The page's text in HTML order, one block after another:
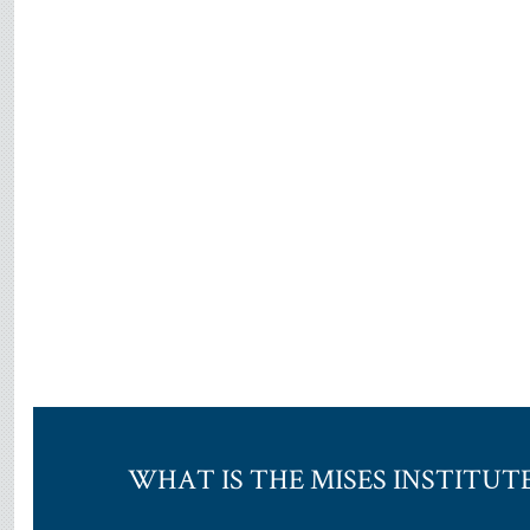
WHAT IS THE MISES